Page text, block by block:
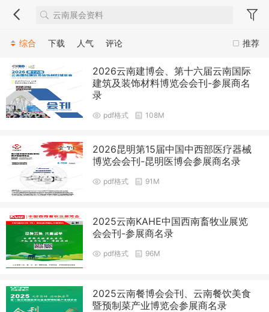
推荐
综合 下载 人气 评论
2026云南建博会、第十六届云南国际
建筑及装饰材料博览会会刊-参展商名
录
pdf格式 108M
2026昆明第15届中国中西部医疗器械
博览会会刊-昆明医博会参展商名录
pdf格式 91M
2025云南KAHE中国西南畜牧业展览
会会刊-参展商名录
pdf格式 96M
2025云南餐博会会刊、云南餐饮美食
暨预制菜产业博览会参展商名录